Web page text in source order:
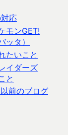
応
モンGET!
ッタ）
たいこと
イダーズ
と
前のブログ